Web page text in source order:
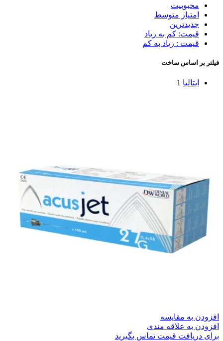
محبوبیت
امتیاز متوسط
جدیدترین
قیمت: کم به زیاد
قیمت : زیاد به کم
فیلتر بر اساس ساخت
ایتالیا 1
افزودن به مقایسه
افزودن به علاقه مندی
برای دریافت قیمت تماس بگیرید